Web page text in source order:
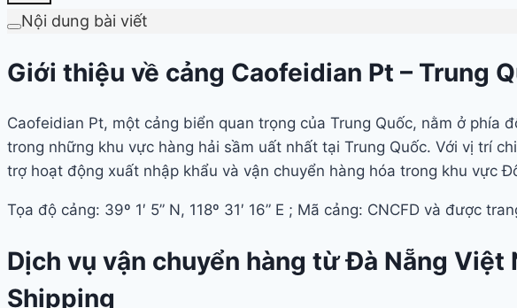
Nội dung bài viết
Giới thiệu về cảng Caofeidian Pt – Trung
Caofeidian Pt, một cảng biển quan trọng của Trung Quốc, nằm ở phía
trong những khu vực hàng hải sầm uất nhất tại Trung Quốc. Với vị trí
trợ hoạt động xuất nhập khẩu và vận chuyển hàng hóa trong khu vực
Tọa độ cảng: 39º 1′ 5” N, 118º 31′ 16” E ; Mã cảng: CNCFD và được
Dịch vụ vận chuyển hàng từ Đà Nẵng Việt
Shipping